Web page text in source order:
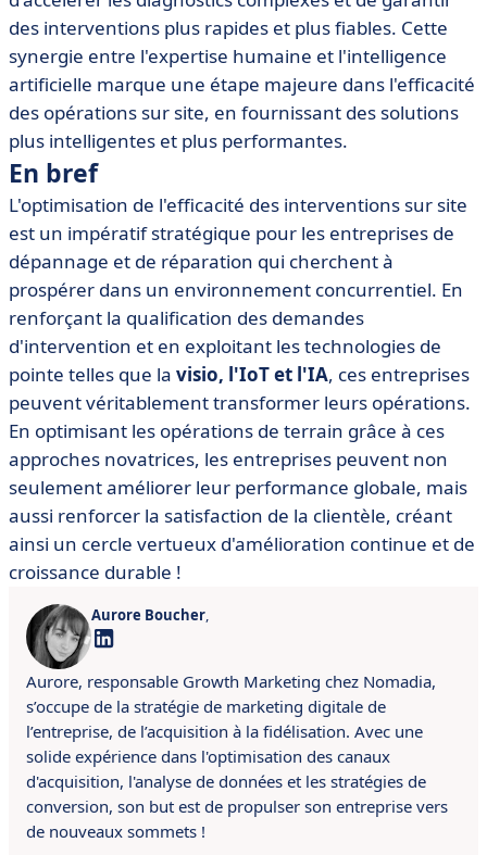
des interventions plus rapides et plus fiables. Cette
synergie entre l'expertise humaine et l'intelligence
artificielle marque une étape majeure dans l'efficacité
des opérations sur site, en fournissant des solutions
plus intelligentes et plus performantes.
En bref
L'optimisation de l'efficacité des interventions sur site
est un impératif stratégique pour les entreprises de
dépannage et de réparation qui cherchent à
prospérer dans un environnement concurrentiel. En
renforçant la qualification des demandes
d'intervention et en exploitant les technologies de
pointe telles que la visio, l'IoT et l'IA, ces entreprises
peuvent véritablement transformer leurs opérations.
En optimisant les opérations de terrain grâce à ces
approches novatrices, les entreprises peuvent non
seulement améliorer leur performance globale, mais
aussi renforcer la satisfaction de la clientèle, créant
ainsi un cercle vertueux d'amélioration continue et de
croissance durable !
Aurore Boucher,
Aurore, responsable Growth Marketing chez Nomadia,
s’occupe de la stratégie de marketing digitale de
l’entreprise, de l’acquisition à la fidélisation. Avec une
solide expérience dans l'optimisation des canaux
d'acquisition, l'analyse de données et les stratégies de
conversion, son but est de propulser son entreprise vers
de nouveaux sommets !